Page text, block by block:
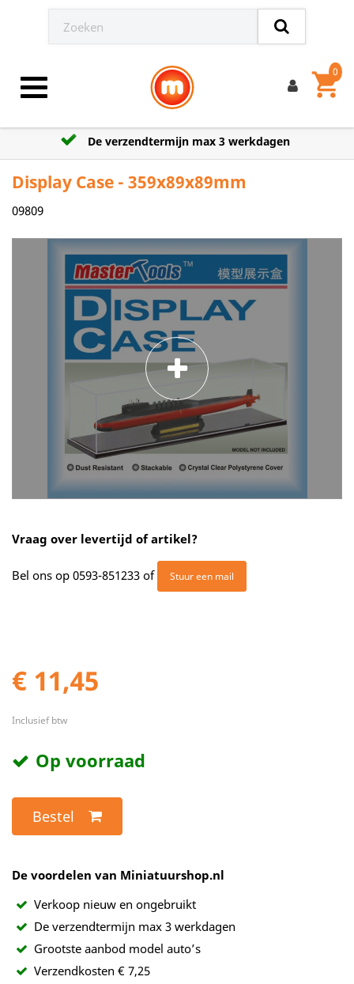
Toggle navigation shopping_cart
0
De verzendtermijn max 3 werkdagen
Display Case - 359x89x89mm
09809
Vraag over levertijd of artikel?
Bel ons op 0593-851233 of Stuur een mail
€ 11,45
Inclusief btw
Op voorraad
Bestel
De voordelen van Miniatuurshop.nl
Verkoop nieuw en ongebruikt
De verzendtermijn max 3 werkdagen
Grootste aanbod model auto’s
Verzendkosten € 7,25